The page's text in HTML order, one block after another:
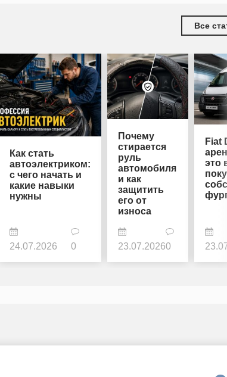
Все
Как стать
автоэлектриком:
с чего начать и
какие навыки
нужны
24.07.2026 0
Почему
стирается
руль
автомобиля
и как
защитить
его от
износа
23.07.20260
Fiat
это